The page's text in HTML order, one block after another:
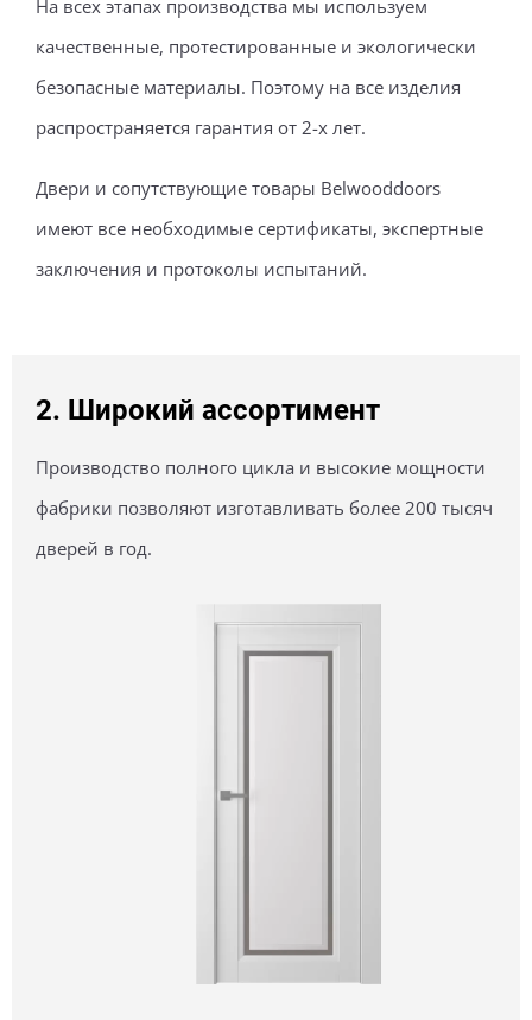
На всех этапах производства мы используем
качественные, протестированные и экологически
безопасные материалы. Поэтому на все изделия
распространяется гарантия от 2-х лет.
Двери и сопутствующие товары Belwooddoors
имеют все необходимые сертификаты, экспертные
заключения и протоколы испытаний.
Широкий ассортимент
Производство полного цикла и высокие мощности
фабрики позволяют изготавливать более 200 тысяч
дверей в год.